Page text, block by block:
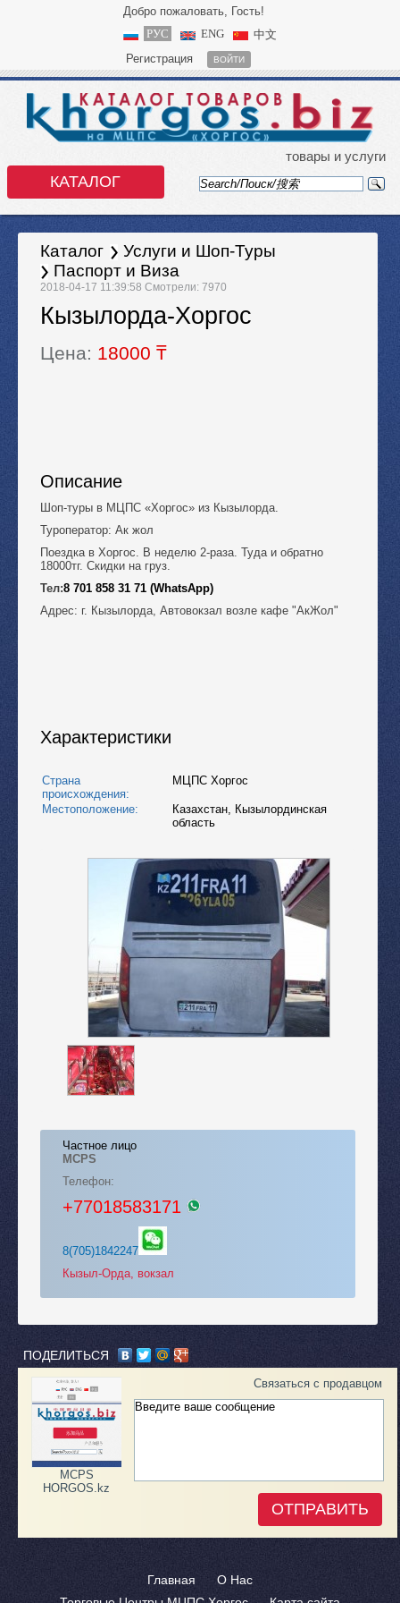
Добро пожаловать, Гость!
РУС
ENG
中文
Регистрация
ВОЙТИ
КАТАЛОГ
товары и услуги
Каталог
Услуги и Шоп-Туры
Паспорт и Виза
2018-04-17 11:39:58 Смотрели: 7970
Кызылорда-Хоргос
Цена: 18000 ₸
Описание
Шоп-туры в МЦПС «Хоргос» из Кызылорда.
Туроператор: Ак жол
Поездка в Хоргос. В неделю 2-раза. Туда и обратно
18000тг. Скидки на груз.
Тел:8 701 858 31 71 (WhatsApp)
Адрес: г. Кызылорда, Автовокзал возле кафе "АкЖол"
Характеристики
Страна
происхождения:
МЦПС Хоргос
Местоположение: Казахстан, Кызылординская
область
Частное лицо
MCPS
Телефон:
+77018583171
8(705)1842247
Кызыл-Орда, вокзал
ПОДЕЛИТЬСЯ
Связаться с продавцом
MCPS
HORGOS.kz
Главная
О Нас